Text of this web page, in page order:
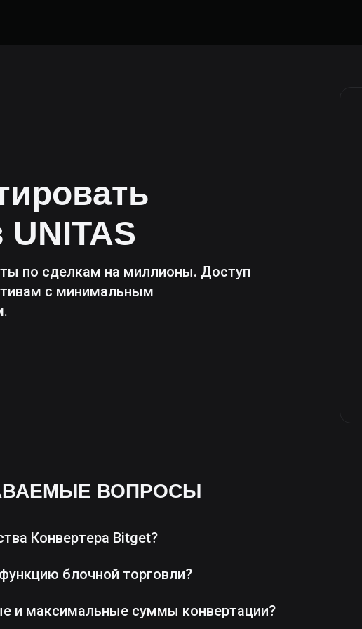
UNITAS
по сделкам на миллионы. Доступ
с минимальным
ВОПРОСЫ
Конвертера Bitget?
блочной торговли?
и максимальные суммы конвертации?